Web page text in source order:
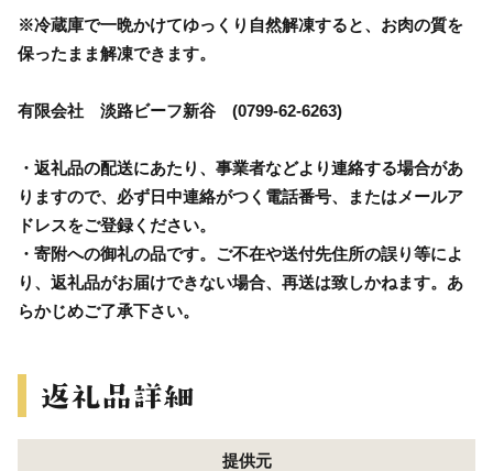
※冷蔵庫で一晩かけてゆっくり自然解凍すると、お肉の質を
保ったまま解凍できます。
有限会社 淡路ビーフ新谷 (0799-62-6263)
・返礼品の配送にあたり、事業者などより連絡する場合があ
りますので、必ず日中連絡がつく電話番号、またはメールア
ドレスをご登録ください。
・寄附への御礼の品です。ご不在や送付先住所の誤り等によ
り、返礼品がお届けできない場合、再送は致しかねます。あ
らかじめご了承下さい。
提供元